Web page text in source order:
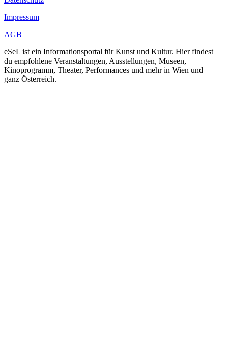
Impressum
AGB
eSeL ist ein Informationsportal für Kunst und Kultur. Hier findest
du empfohlene Veranstaltungen, Ausstellungen, Museen,
Kinoprogramm, Theater, Performances und mehr in Wien und
ganz Österreich.